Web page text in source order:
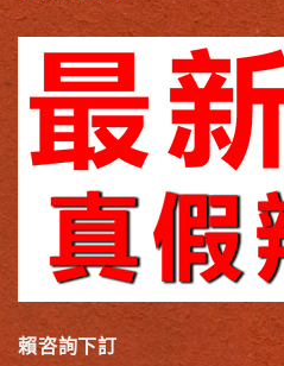
賴咨詢下訂